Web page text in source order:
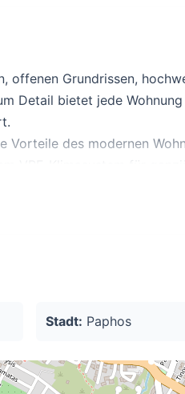
offenen Grundrissen,
Detail bietet jede
Vorteile des modernen
der Klasse A gebaut,
Große Fenster
Stadt: Paphos